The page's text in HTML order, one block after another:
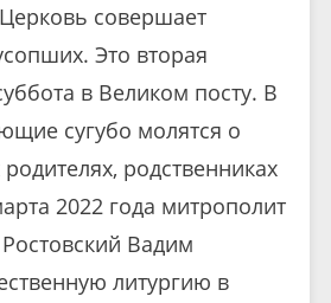
совершает
Это вторая
в Великом посту. В
сугубо молятся о
родственниках
2022 года митрополит
Вадим
литургию в